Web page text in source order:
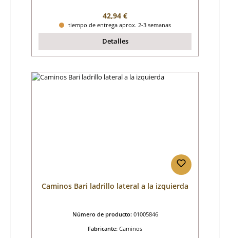
Precio normal:
42,94 €
tiempo de entrega aprox. 2-3 semanas
Detalles
Caminos Bari ladrillo lateral a la izquierda
Número de producto: 01005846
Fabricante: Caminos